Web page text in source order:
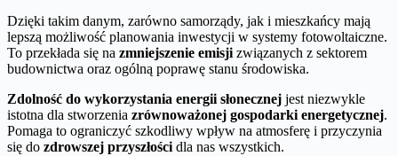
Dzięki takim danym, zarówno samorządy, jak i mieszkańcy mają
lepszą możliwość planowania inwestycji w systemy fotowoltaiczne.
To przekłada się na zmniejszenie emisji związanych z sektorem
budownictwa oraz ogólną poprawę stanu środowiska.
Zdolność do wykorzystania energii słonecznej jest niezwykle
istotna dla stworzenia zrównoważonej gospodarki energetycznej.
Pomaga to ograniczyć szkodliwy wpływ na atmosferę i przyczynia
się do zdrowszej przyszłości dla nas wszystkich.